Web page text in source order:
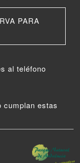
PARA
al teléfono
cumplan estas